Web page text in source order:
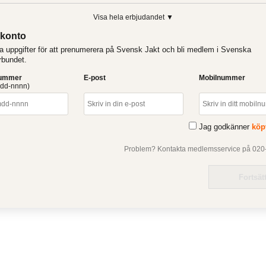
Visa hela erbjudandet ▼
uppgifter för att prenumerera på Svensk Jakt och bli medlem i Svenska
nnnn)
E-post Mobilnummer
Jag godkänner
Problem? Kontakta medlemsservice på